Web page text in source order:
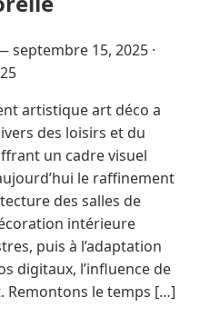
septembre 15, 2025 ·
artistique art déco a
des loisirs et du
un cadre visuel
le raffinement
des salles de
intérieure
puis à l’adaptation
digitaux, l’influence de
Remontons le temps […]